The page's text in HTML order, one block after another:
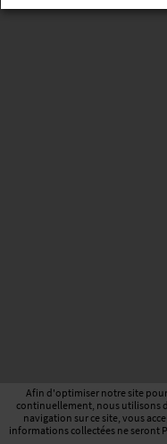
Afin d'optimiser notre site
continuellement, nous utilisons
navigation sur ce site, vous
informations collectées ne seront